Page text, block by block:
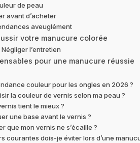
de peau
avant d’acheter
aveuglément
votre manucure colorée
l’entretien
pour une manucure réussie
couleur pour les ongles en 2026 ?
la couleur de vernis selon ma peau ?
tient le mieux ?
une base avant le vernis ?
que mon vernis ne s’écaille ?
courantes dois-je éviter lors d’une